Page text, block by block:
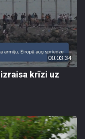
00:03:34
krīzi uz